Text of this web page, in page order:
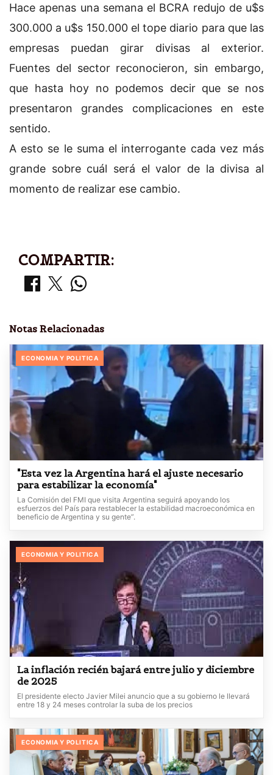
Hace apenas una semana el BCRA redujo de u$s
300.000 a u$s 150.000 el tope diario para que las
empresas puedan girar divisas al exterior.
Fuentes del sector reconocieron, sin embargo,
que hasta hoy no podemos decir que se nos
presentaron grandes complicaciones en este
sentido.
A esto se le suma el interrogante cada vez más
grande sobre cuál será el valor de la divisa al
momento de realizar ese cambio.
COMPARTIR:
Notas Relacionadas
ECONOMIA Y POLITICA
"Esta vez la Argentina hará el ajuste necesario
para estabilizar la economía"
La Comisión del FMI que visita Argentina seguirá apoyando los
esfuerzos del País para restablecer la estabilidad macroeconómica en
beneficio de Argentina y su gente”.
ECONOMIA Y POLITICA
La inflación recién bajará entre julio y diciembre
de 2025
El presidente electo Javier Milei anuncio que a su gobierno le llevará
entre 18 y 24 meses controlar la suba de los precios
ECONOMIA Y POLITICA